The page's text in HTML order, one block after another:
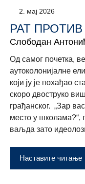
2. мај 2026
РАТ
Слободан
Од самог почетка,
аутоколонијалне
који ју је похађао
скоро двоструко
грађанског. „Зар
место у школама?“,
ваљда зато
Наставите читање